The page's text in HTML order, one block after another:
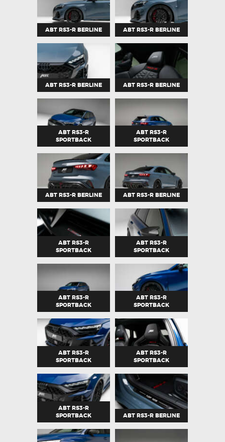
ABT RS3-R BERLINE ABT RS3-R BERLINE
ABT RS3-R BERLINE ABT RS3-R BERLINE
ABT RS3-R
SPORTBACK
ABT RS3-R
SPORTBACK
ABT RS3-R BERLINE ABT RS3-R BERLINE
ABT RS3-R
SPORTBACK
ABT RS3-R
SPORTBACK
ABT RS3-R
SPORTBACK
ABT RS3-R
SPORTBACK
ABT RS3-R
SPORTBACK
ABT RS3-R
SPORTBACK
ABT RS3-R
SPORTBACK
ABT RS3-R BERLINE